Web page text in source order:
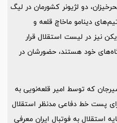
دو لژیونر کشورمان در لیگ
دینامو ماخاچ‌ قلعه و
نیز در لیست استقلال قرار
خود هستند، حضورشان در
که توسط امیر قلعه‌نویی به
پست خط دفاعی مدنظر استقلال
استقلال به فوتبال ایران معرفی